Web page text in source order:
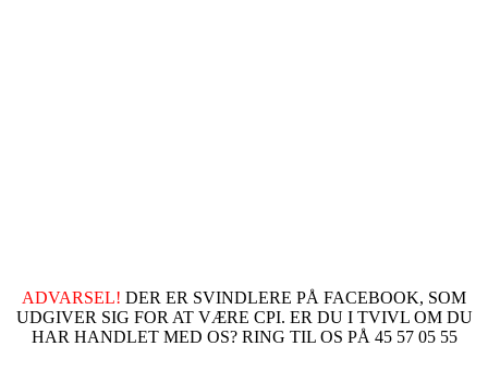
ADVARSEL! DER ER SVINDLERE PÅ FACEBOOK, SOM
UDGIVER SIG FOR AT VÆRE CPI. ER DU I TVIVL OM DU
HAR HANDLET MED OS? RING TIL OS PÅ 45 57 05 55